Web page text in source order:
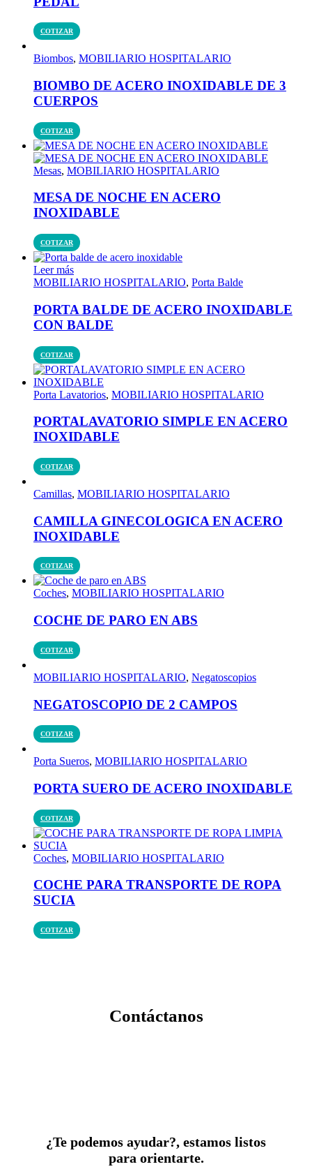
COTIZAR
Biombos, MOBILIARIO HOSPITALARIO
BIOMBO DE ACERO INOXIDABLE DE 3
CUERPOS
COTIZAR
Mesas, MOBILIARIO HOSPITALARIO
MESA DE NOCHE EN ACERO
INOXIDABLE
COTIZAR
Leer más
MOBILIARIO HOSPITALARIO, Porta Balde
PORTA BALDE DE ACERO INOXIDABLE
CON BALDE
COTIZAR
Porta Lavatorios, MOBILIARIO HOSPITALARIO
PORTALAVATORIO SIMPLE EN ACERO
INOXIDABLE
COTIZAR
Camillas, MOBILIARIO HOSPITALARIO
CAMILLA GINECOLOGICA EN ACERO
INOXIDABLE
COTIZAR
Coches, MOBILIARIO HOSPITALARIO
COCHE DE PARO EN ABS
COTIZAR
MOBILIARIO HOSPITALARIO, Negatoscopios
NEGATOSCOPIO DE 2 CAMPOS
COTIZAR
Porta Sueros, MOBILIARIO HOSPITALARIO
PORTA SUERO DE ACERO INOXIDABLE
COTIZAR
Coches, MOBILIARIO HOSPITALARIO
COCHE PARA TRANSPORTE DE ROPA
SUCIA
COTIZAR
Contáctanos
¿Te podemos ayudar?, estamos listos
para orientarte.